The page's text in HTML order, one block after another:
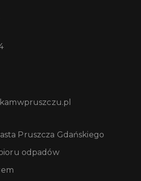
Pruszcza Gdańskiego
odpadów